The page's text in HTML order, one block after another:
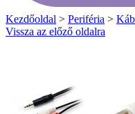
Kezdőoldal > Periféria >
Vissza az előző oldalra